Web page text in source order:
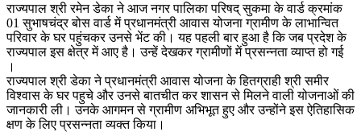
राज्यपाल श्री रमेन डेका ने आज नगर पालिका परिषद् सुकमा के वार्ड क्रमांक
01 सुभाषचंद्र बोस वार्ड में प्रधानमंत्री आवास योजना ग्रामीण के लाभान्वित
परिवार के घर पहुंचकर उनसे भेंट की। यह पहली बार हुआ है कि जब प्रदेश के
राज्यपाल इस क्षेत्र में आए है। उन्हें देखकर ग्रामीणों में प्रसन्नता व्याप्त हो गई
।
राज्यपाल श्री डेका ने प्रधानमंत्री आवास योजना के हितग्राही श्री समीर
विश्वास के घर पहुचे और उनसे बातचीत कर शासन से मिलने वाली योजनाओं की
जानकारी ली। उनके आगमन से ग्रामीण अभिभूत हुए और उन्होंने इस ऐतिहासिक
क्षण के लिए प्रसन्नता व्यक्त किया।